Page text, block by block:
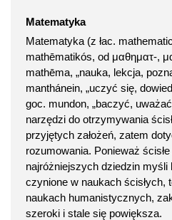
Matematyka
Matematyka (z łac.
mathēmatikós, od μαθηματ-,
mathēma, „nauka, lekcja,
manthánein, „uczyć się,
goc. mundon, „baczyć,
narzędzi do otrzymywania
przyjętych założeń, zatem
rozumowania. Ponieważ
najróżniejszych dziedzin myśli
czynione w naukach ścisłych,
naukach humanistycznych,
szeroki i stale się powiększa.